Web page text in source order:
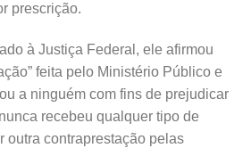
prescrição.
à Justiça Federal, ele afirmou
feita pelo Ministério Público e
a ninguém com fins de prejudicar
recebeu qualquer tipo de
outra contraprestação pelas